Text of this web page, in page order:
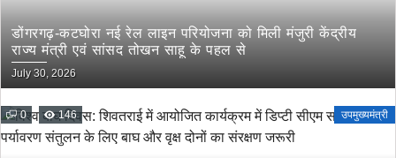
डोंगरगढ़-कटघोरा नई रेल लाइन परियोजना को मिली मंजुरी केंद्रीय
राज्य मंत्री एवं सांसद तोखन साहू के पहल से
July 30, 2026
0 146 उपमुख्यमंत्री